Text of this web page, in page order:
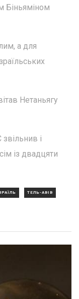
Біньяміном
а для
Нетаньягу
і
із двадцяти
ТЕЛЬ-АВІВ